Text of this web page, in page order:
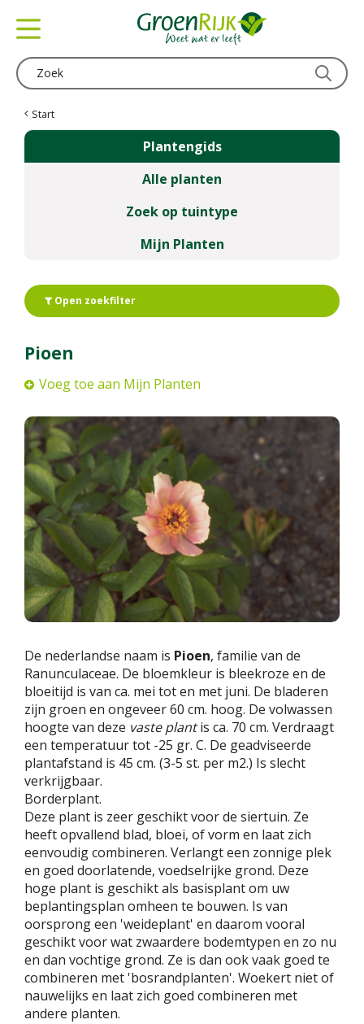
Start
Plantengids
Alle planten
Zoek op tuintype
Mijn Planten
Open zoekfilter
Pioen
Voeg toe aan Mijn Planten
De nederlandse naam is Pioen, familie van de
Ranunculaceae. De bloemkleur is bleekroze en de
bloeitijd is van ca. mei tot en met juni. De bladeren
zijn groen en ongeveer 60 cm. hoog. De volwassen
hoogte van deze vaste plantis ca. 70 cm. Verdraagt
een temperatuur tot -25 gr. C. De geadviseerde
plantafstand is 45 cm. (3-5 st. per m2.) Is slecht
verkrijgbaar.
Borderplant.
Deze plant is zeer geschikt voor de siertuin. Ze
heeft opvallend blad, bloei, of vorm en laat zich
eenvoudig combineren. Verlangt een zonnige plek
en goed doorlatende, voedselrijke grond. Deze
hoge plant is geschikt als basisplant om uw
beplantingsplan omheen te bouwen. Is van
oorsprong een 'weideplant' en daarom vooral
geschikt voor wat zwaardere bodemtypen en zo nu
en dan vochtige grond. Ze is dan ook vaak goed te
combineren met 'bosrandplanten'. Woekert niet of
nauwelijks en laat zich goed combineren met
andere planten.